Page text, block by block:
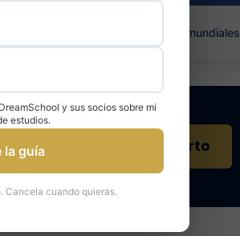
Expertos en universidades mundiales
Hable con un experto
y sus socios sobre mi
estudios.
la guía
Cancela cuando quieras.